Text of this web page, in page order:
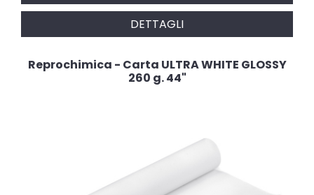
DETTAGLI
Reprochimica - Carta ULTRA WHITE GLOSSY
260 g. 44"